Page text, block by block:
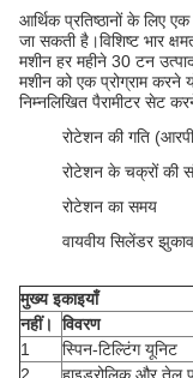
आर्थिक प्रतिष्ठानों के लिए
जा सकती है।विशिष्ट भार
मशीन हर महीने 30 टन
मशीन को एक प्रोग्राम करने
निम्नलिखित पैरामीटर सेट
रोटेशन की गति
रोटेशन के चक्रों की
रोटेशन का समय
वायवीय सिलेंडर
मुख्य इकाइयाँ
नहीं।
विवरण
1
स्पिन-टिल्टिंग यूनिट